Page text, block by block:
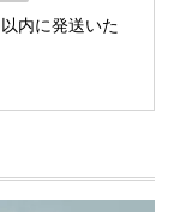
内に発送いた